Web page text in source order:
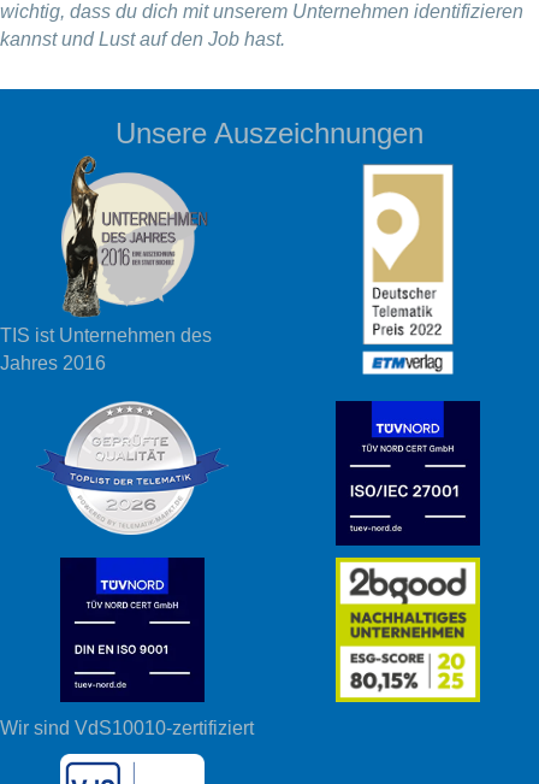
wichtig, dass du dich mit unserem Unternehmen identifizieren
kannst und Lust auf den Job hast.
Unsere Auszeichnungen
TIS ist Unternehmen des
Jahres 2016
Wir sind VdS10010-zertifiziert